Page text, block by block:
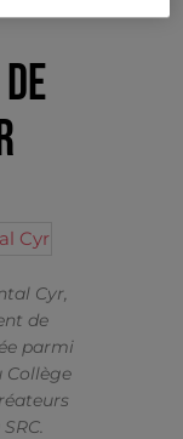
Cyr,
de
parmi
Collège